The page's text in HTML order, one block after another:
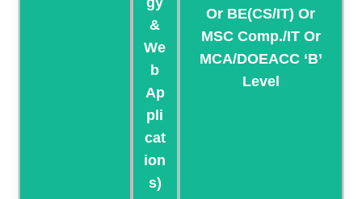
&
We
B
Ap
Pli
Cat
Ion
S)
Or BE(CS/IT) Or
MSC Comp./IT Or
MCA/DOEACC ‘B’
Level